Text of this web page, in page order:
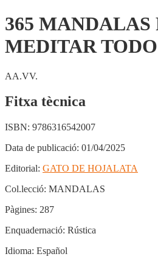
365 MANDALAS
MEDITAR
AA.VV.
Fitxa tècnica
ISBN: 9786316542007
Data de publicació: 01/04/2025
Editorial: GATO DE HOJALATA
Col.lecció: MANDALAS
Pàgines: 287
Enquadernació: Rústica
Idioma: Español